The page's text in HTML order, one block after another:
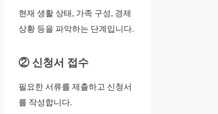
현재 생활 상태, 가족 구성, 경제
상황 등을 파악하는 단계입니다.
② 신청서 접수
필요한 서류를 제출하고 신청서
를 작성합니다.